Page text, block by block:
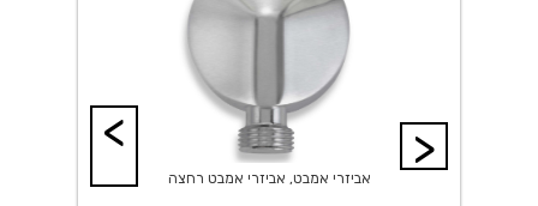
>
אביזרי אמבט, אביזרי אמבט רחצה
<